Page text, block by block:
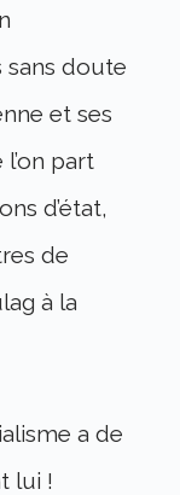
sans doute
et ses
part
d’état,
de
à la
a de
lui !